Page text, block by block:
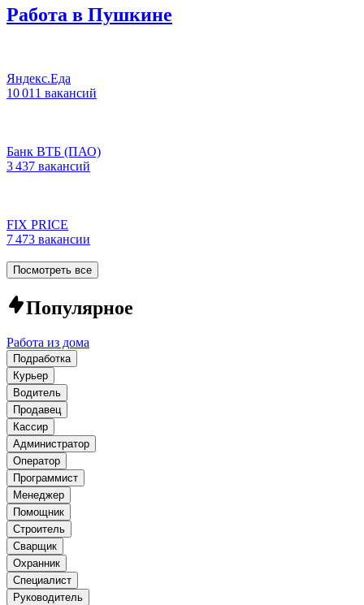
Работа в Пушкине
Яндекс.Еда
10 011 вакансий
Банк ВТБ (ПАО)
3 437 вакансий
FIX PRICE
7 473 вакансии
Посмотреть все
Популярное
Работа из дома
Подработка
Курьер
Водитель
Продавец
Кассир
Администратор
Оператор
Программист
Менеджер
Помощник
Строитель
Сварщик
Охранник
Специалист
Руководитель